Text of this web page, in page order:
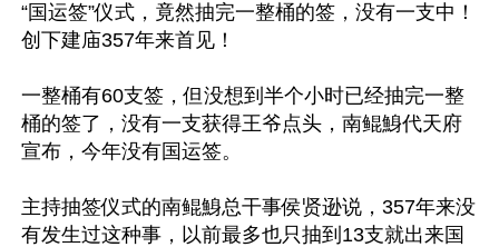
“国运签”仪式，竟然抽完一整桶的签，没有一支中！
创下建庙357年来首见！
一整桶有60支签，但没想到半个小时已经抽完一整
桶的签了，没有一支获得王爷点头，南鲲鯓代天府
宣布，今年没有国运签。
主持抽签仪式的南鲲鯓总干事侯贤逊说，357年来没
有发生过这种事，以前最多也只抽到13支就出来国